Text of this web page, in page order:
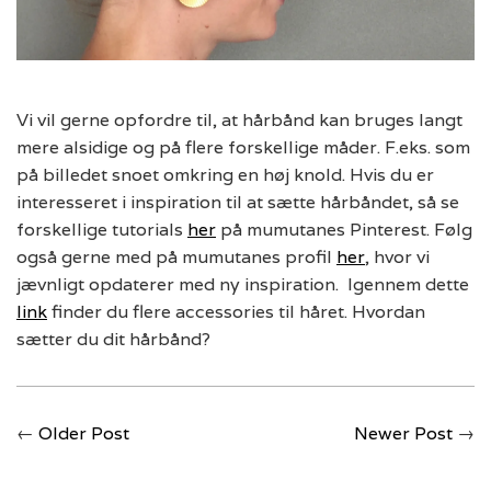
Vi vil gerne opfordre til, at hårbånd kan bruges langt
mere alsidige og på flere forskellige måder. F.eks. som
på billedet snoet omkring en høj knold. Hvis du er
interesseret i inspiration til at sætte hårbåndet, så se
forskellige tutorials her på mumutanes Pinterest. Følg
også gerne med på mumutanes profil her, hvor vi
jævnligt opdaterer med ny inspiration. Igennem dette
linkfinder du flere accessories til håret. Hvordan
sætter du dit hårbånd?
← Older Post Newer Post →